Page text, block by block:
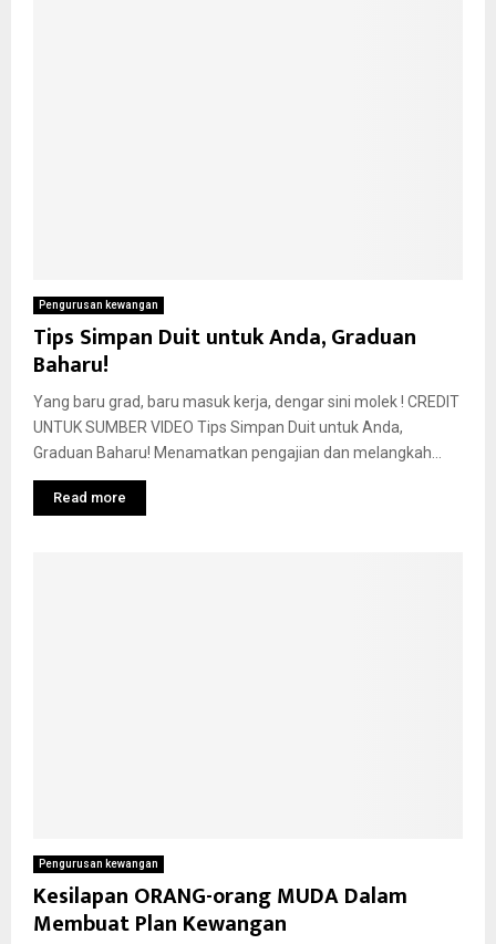
Pengurusan kewangan
Tips Simpan Duit untuk Anda, Graduan
Baharu!
Yang baru grad, baru masuk kerja, dengar sini molek ! CREDIT
UNTUK SUMBER VIDEO Tips Simpan Duit untuk Anda,
Graduan Baharu! Menamatkan pengajian dan melangkah...
Read more
Pengurusan kewangan
Kesilapan ORANG-orang MUDA Dalam
Membuat Plan Kewangan